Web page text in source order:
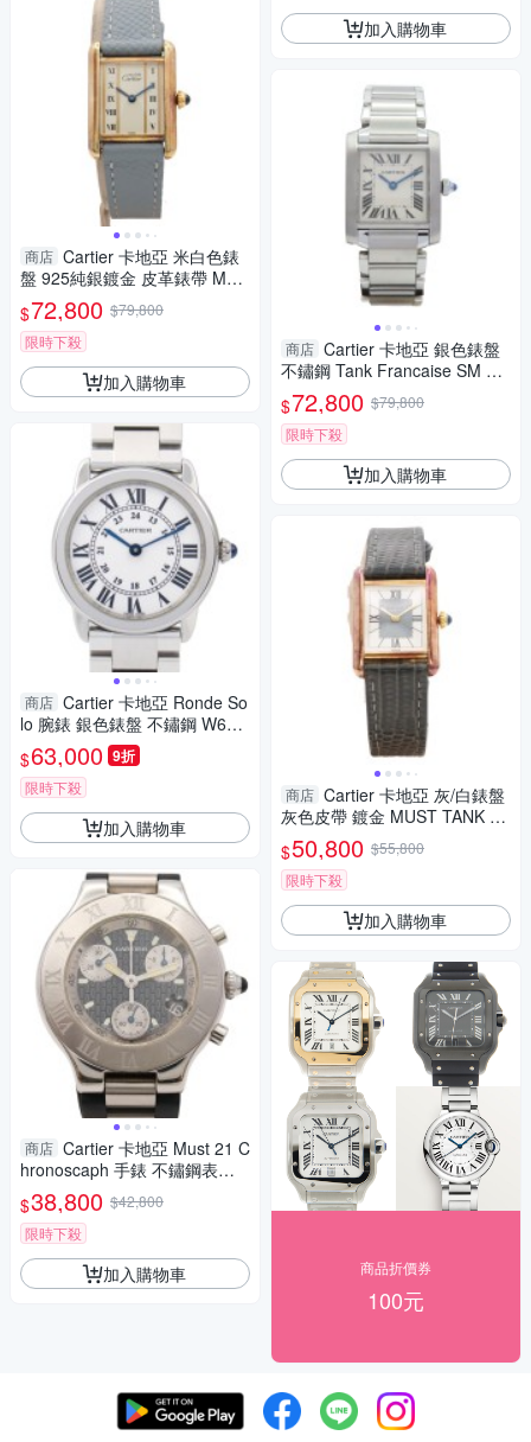
商店 Cartier 卡地亞 米白色錶
盤 925純銀鍍金 皮革錶帶 MUS
T TANK SM 腕錶 W1003053
【二手名牌BRAND OFF】
$72,800 $79,800
限時下殺
加入購物車
商店 Cartier 卡地亞 Ronde So
lo 腕錶 銀色錶盤 不鏽鋼 W670
1004 二手精品 【二手名牌BRA
ND OFF】
$63,000 9折
限時下殺
加入購物車
商店 Cartier 卡地亞 Must 21 C
hronoscaph 手錶 不鏽鋼表面
黑橡皮錶帶 W10125U2 【二手
名牌BRAND OFF】
$38,800 $42,800
限時下殺
加入購物車
加入購物車
商店 Cartier 卡地亞 銀色錶盤
不鏽鋼 Tank Francaise SM 腕
錶 W51008Q3 【二手名牌BRA
ND OFF】
$72,800 $79,800
限時下殺
加入購物車
商店 Cartier 卡地亞 灰/白錶盤
灰色皮帶 鍍金 MUST TANK S
M 腕錶 5057001 【二手名牌B
RAND OFF】
$50,800 $55,800
限時下殺
加入購物車
商品折價券
100元